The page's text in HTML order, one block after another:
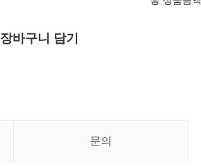
장바구니 담기
문의